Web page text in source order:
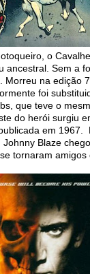
o
ancestral. Sem a
Morreu na edição
foi
que teve o
do herói surgiu
em 1967.
Blaze
tornaram amigos